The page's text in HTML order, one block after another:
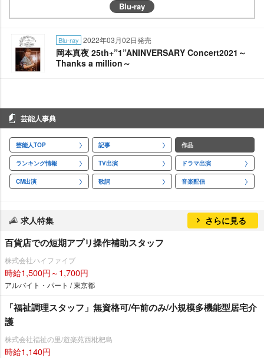
Blu-ray
Blu-ray 2022年03月02日発売
岡本真夜 25th+”1”ANINVERSARY Concert2021～
Thanks a million～
芸能人事典
芸能人TOP 記事 作品
ランキング情報 TV出演 ドラマ出演
CM出演 歌詞 音楽配信
求人特集 さらに見る
百貨店での短期アプリ操作補助スタッフ
株式会社ハイファイブ
時給1,500円～1,700円
アルバイト・パート / 東京都
「福祉調理スタッフ」無資格可/午前のみ/小規模多機能型居宅介
護
株式会社福祉の里/遊楽苑西枇杷島
時給1,140円